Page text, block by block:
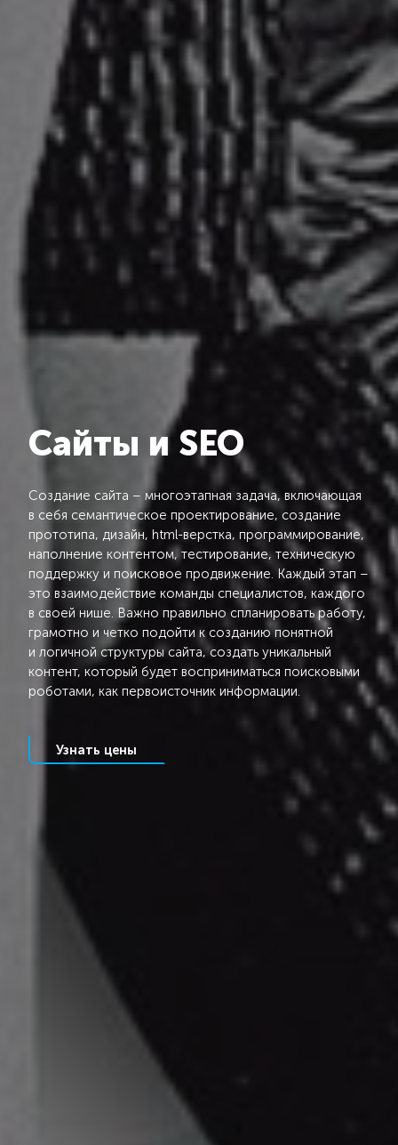
Сайты и SEO
Создание сайта – многоэтапная задача, включающая
в себя семантическое проектирование, создание
прототипа, дизайн, html-верстка, программирование,
наполнение контентом, тестирование, техническую
поддержку и поисковое продвижение. Каждый этап –
это взаимодействие команды специалистов, каждого
в своей нише. Важно правильно спланировать работу,
грамотно и четко подойти к созданию понятной
и логичной структуры сайта, создать уникальный
контент, который будет восприниматься поисковыми
роботами, как первоисточник информации.
Узнать цены